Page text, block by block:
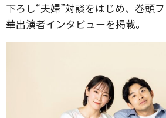
下ろし“夫婦”対談をはじめ、巻頭
華出演者インタビューを掲載。